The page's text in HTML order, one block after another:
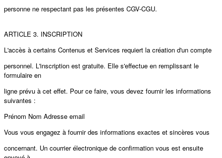
personne ne respectant pas les présentes CGV-CGU.
ARTICLE 3. INSCRIPTION
L'accès à certains Contenus et Services requiert la création d'un compte
personnel. L'inscription est gratuite. Elle s'eﬀectue en remplissant le
formulaire en
ligne prévu à cet eﬀet. Pour ce faire, vous devez fournir les informations
suivantes :
Prénom Nom Adresse email
Vous vous engagez à fournir des informations exactes et sincères vous
concernant. Un courrier électronique de confirmation vous est ensuite